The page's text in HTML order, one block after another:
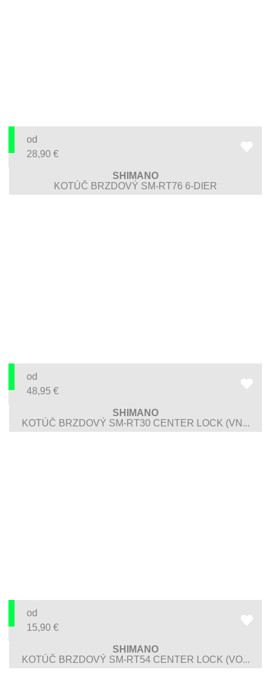
od
28,90 €
SHIMANO
KOTÚČ BRZDOVÝ SM-RT76 6-DIER
od
48,95 €
SHIMANO
KOTÚČ BRZDOVÝ SM-RT30 CENTER LOCK (VN...
od
15,90 €
SHIMANO
KOTÚČ BRZDOVÝ SM-RT54 CENTER LOCK (VO...